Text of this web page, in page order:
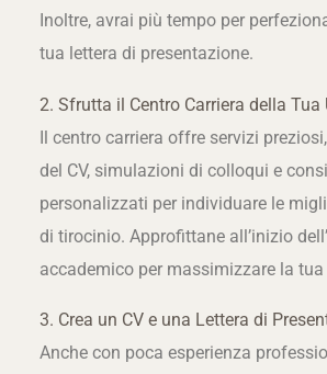
Inoltre, avrai più tempo per
tua lettera di presentazione.
2. Sfrutta il Centro Carriera della Tua
Il centro carriera offre servizi
del CV, simulazioni di colloqui e
personalizzati per individuare le
di tirocinio. Approfittane all’inizio
accademico per massimizzare la
3. Crea un CV e una Lettera di
Anche con poca esperienza